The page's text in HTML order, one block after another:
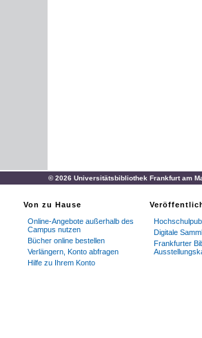
© 2026 Universitätsbibliothek Frankfurt am
Von zu Hause
Online-Angebote außerhalb des
Campus nutzen
Bücher online bestellen
Verlängern, Konto abfragen
Hilfe zu Ihrem Konto
Digitale
Frankfurter